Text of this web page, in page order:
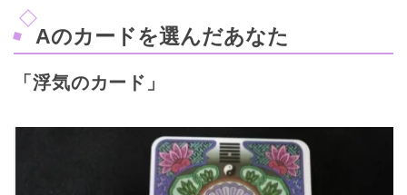
Aのカードを選んだあなた
「浮気のカード」